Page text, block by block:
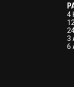
4
3
6